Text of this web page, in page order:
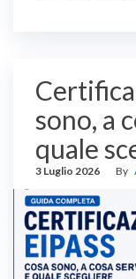
sono, a
quale
3 Luglio 2026 By